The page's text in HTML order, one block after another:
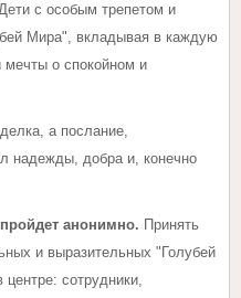
с особым трепетом и
Мира", вкладывая в каждую
мечты о спокойном и
а послание,
надежды, добра и, конечно
анонимно. Принять
и выразительных "Голубей
сотрудники,